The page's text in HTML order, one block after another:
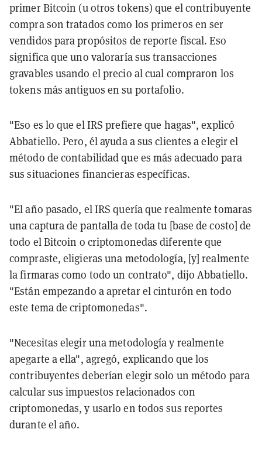
primer Bitcoin (u otros tokens) que el contribuyente
compra son tratados como los primeros en ser
vendidos para propósitos de reporte fiscal. Eso
significa que uno valoraría sus transacciones
gravables usando el precio al cual compraron los
tokens más antiguos en su portafolio.
"Eso es lo que el IRS prefiere que hagas", explicó
Abbatiello. Pero, él ayuda a sus clientes a elegir el
método de contabilidad que es más adecuado para
sus situaciones financieras específicas.
"El año pasado, el IRS quería que realmente tomaras
una captura de pantalla de toda tu [base de costo] de
todo el Bitcoin o criptomonedas diferente que
compraste, eligieras una metodología, [y] realmente
la firmaras como todo un contrato", dijo Abbatiello.
"Están empezando a apretar el cinturón en todo
este tema de criptomonedas".
"Necesitas elegir una metodología y realmente
apegarte a ella", agregó, explicando que los
contribuyentes deberían elegir solo un método para
calcular sus impuestos relacionados con
criptomonedas, y usarlo en todos sus reportes
durante el año.